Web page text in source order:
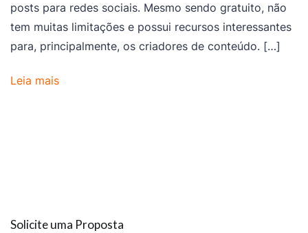
posts para redes sociais. Mesmo sendo gratuito, não
tem muitas limitações e possui recursos interessantes
para, principalmente, os criadores de conteúdo. […]
Leia mais
Solicite uma Proposta